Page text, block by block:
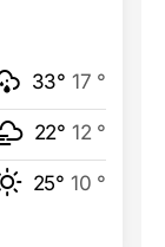
33° 17 °
22° 12 °
25° 10 °